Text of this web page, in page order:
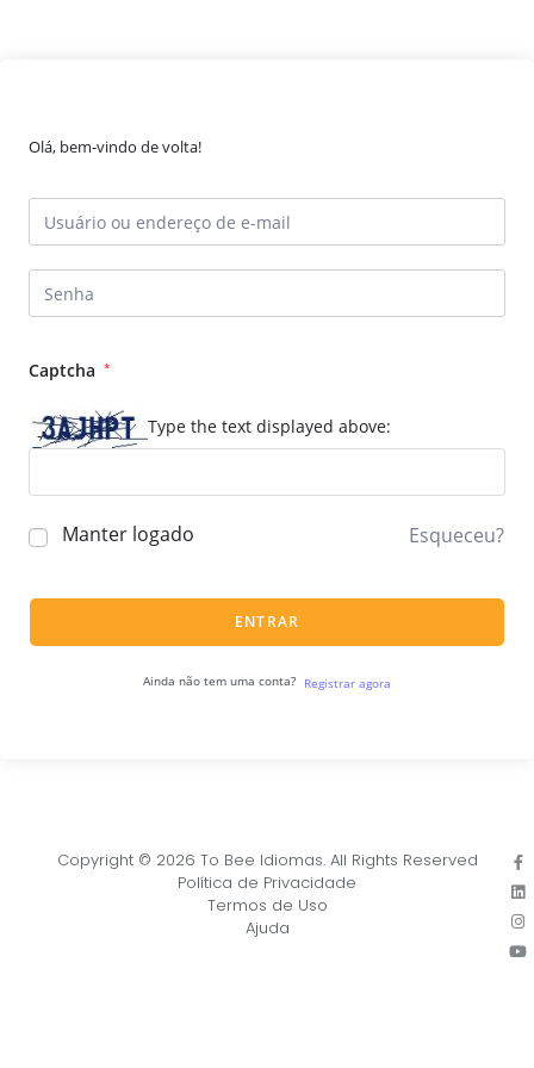
Olá, bem-vindo de volta!
Captcha *
Type the text displayed above:
Manter logado Esqueceu?
ENTRAR
Ainda não tem uma conta? Registrar agora
Copyright © 2026 To Bee Idiomas. All Rights Reserved
Política de Privacidade
Termos de Uso
Ajuda